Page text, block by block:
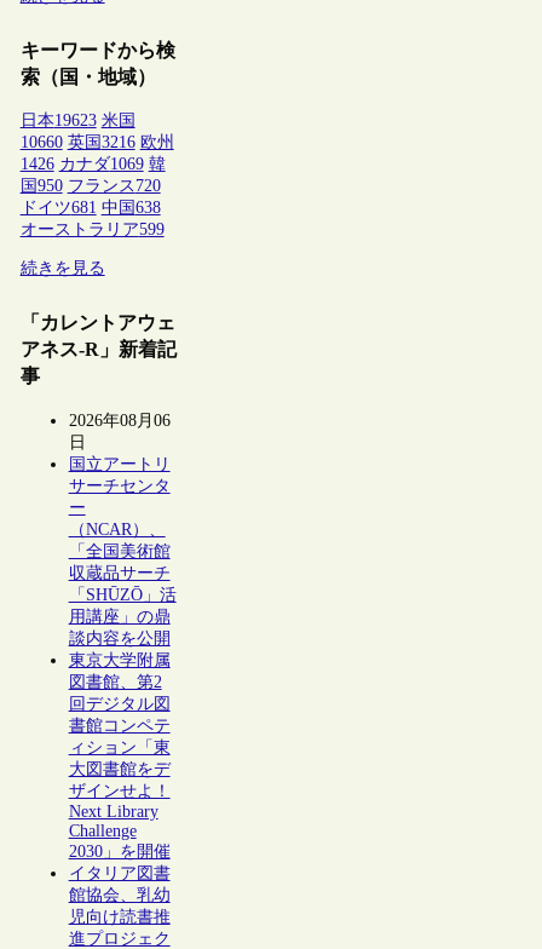
キーワードから検
索（国・地域）
日本19623 米国
10660 英国 3216 欧州
1426 カナダ1069 韓
国 950 フランス 720
ドイツ681 中国 638
オーストラリア599
続きを見る
「カレントアウェ
アネス-R」新着記
事
2026年08月06
日
国立アートリ
サーチセンタ
ー
（NCAR）、
「全国美術館
収蔵品サーチ
「SHŪZŌ」活
用講座」の鼎
談内容を公開
東京大学附属
図書館、第2
回デジタル図
書館コンペテ
ィション「東
大図書館をデ
ザインせよ！
Next Library
Challenge
2030」を開催
イタリア図書
館協会、乳幼
児向け読書推
進プロジェク